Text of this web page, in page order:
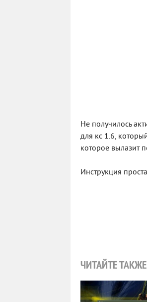
Не получилось
для кс 1.6,
которое вылазит
Инструкция
ЧИТАЙТЕ ТАКЖЕ